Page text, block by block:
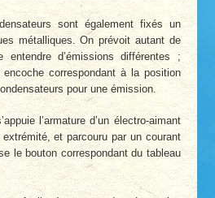
sont également fixés un
métalliques. On prévoit autant de
entendre d’émissions différentes ;
encoche correspondant à la position
pour une émission.
l’armature d’un électro-aimant
et parcouru par un courant
le bouton correspondant du tableau